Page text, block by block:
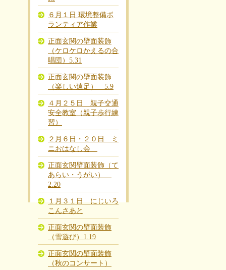
６月１日 環境整備ボ
ランティア作業
正面玄関の壁面装飾
（ケロケロかえるの合
唱団）5.31
正面玄関の壁面装飾
（楽しい遠足） 5.9
４月２５日 親子交通
安全教室（親子歩行練
習）
２月６日・２０日 ミ
ニおはなし会
正面玄関壁面装飾（て
あらい・うがい）
2.20
１月３１日 にじいろ
こんさあと
正面玄関の壁面装飾
（雪遊び）1.19
正面玄関の壁面装飾
（秋のコンサート）